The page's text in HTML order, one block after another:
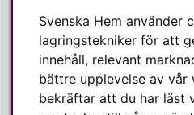
Instagram
Linkedin
Pinterest
Svenska Hem använder
lagringstekniker för att
innehåll, relevant
bättre upplevelse av vår
bekräftar att du har läst